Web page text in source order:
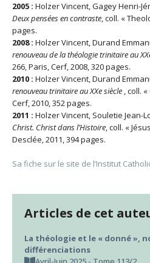
2005 : Holzer Vincent, Gagey Henri-
Deux pensées en contraste, coll. «
pages.
2008 : Holzer Vincent, Durand
renouveau de la théologie trinitaire au
266, Paris, Cerf, 2008, 320 pages.
2010 : Holzer Vincent, Durand
renouveau trinitaire au XXe siècle , coll.
Cerf, 2010, 352 pages.
2011 : Holzer Vincent, Souletie Jean-
Christ. Christ dans l’Histoire, coll. «
Desclée, 2011, 394 pages.
Sa fiche sur le site de l’Institut
Articles de cet
La théologie et le « donné »,
différenciations